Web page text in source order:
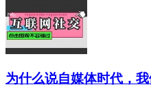
为什么说自媒体时代，